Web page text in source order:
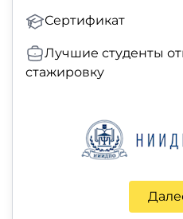
Сертификат
Лучшие студенты
стажировку
Для
детей
здоровье,
фитнес
Психология